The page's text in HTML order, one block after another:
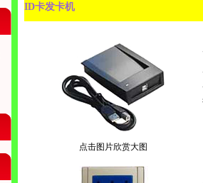
ID卡发卡机
点击图片欣赏大图